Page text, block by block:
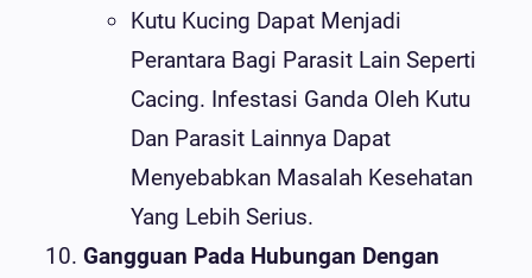
Kutu Kucing Dapat Menjadi
Perantara Bagi Parasit Lain Seperti
Cacing. Infestasi Ganda Oleh Kutu
Dan Parasit Lainnya Dapat
Menyebabkan Masalah Kesehatan
Yang Lebih Serius.
Gangguan Pada Hubungan Dengan